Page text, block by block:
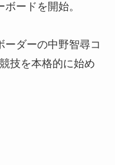
ードを開始。
ーダーの中野智尋コ
技を本格的に始め